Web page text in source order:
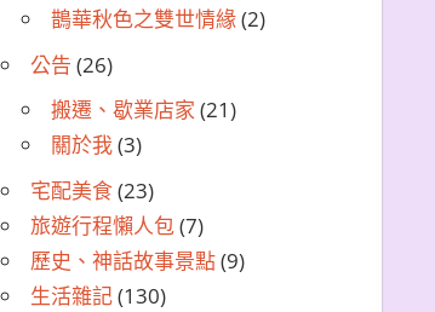
鵲華秋色之雙世情緣(2)
公告 (26)
搬遷、歇業店家 (21)
關於我(3)
宅配美食(23)
旅遊行程懶人包(7)
歷史、神話故事景點(9)
生活雜記(130)